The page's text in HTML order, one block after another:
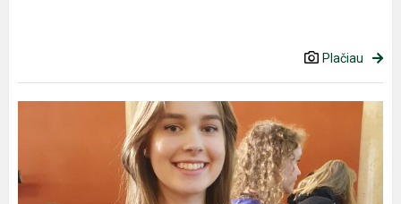
Plačiau
filosofijos
olimpiados